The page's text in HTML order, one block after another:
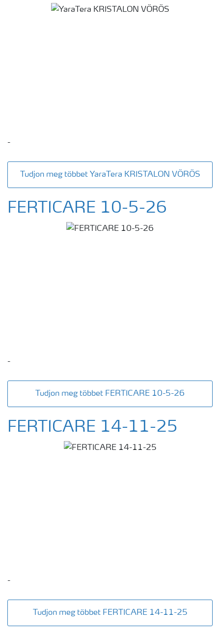
-
Tudjon meg többet YaraTera KRISTALON VÖRÖS
FERTICARE 10-5-26
-
Tudjon meg többet FERTICARE 10-5-26
FERTICARE 14-11-25
-
Tudjon meg többet FERTICARE 14-11-25